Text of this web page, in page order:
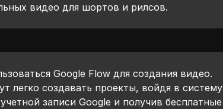
видео для шортов и рилсов.
Google Flow для создания видео.
легко создавать проекты, войдя в систему
записи Google и получив бесплатные